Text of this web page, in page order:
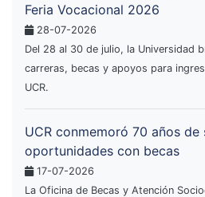
Feria Vocacional 2026
28-07-2026
Del 28 al 30 de julio, la Universidad
carreras, becas y apoyos para
UCR.
UCR conmemoró 70 años de
oportunidades con becas
17-07-2026
La Oficina de Becas y Atención